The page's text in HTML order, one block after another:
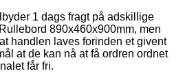
1 dags fragt på adskillige
890x460x900mm, men
handlen laves forinden et givent
at de kan nå at få ordren ordnet
får fri.